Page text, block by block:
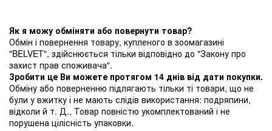
Як я можу обміняти або повернути товар?
Обмін і повернення товару, купленого в зоомагазині
"BELVET", здійснюється тільки відповідно до "Закону про
захист прав споживача".
Зробити це Ви можете протягом 14 днів від дати покупки.
Обміну або поверненню підлягають тільки ті товари, що не
були у вжитку і не мають слідів використання: подряпини,
відколи й т. Д., Товар повністю укомплектований і не
порушена цілісність упаковки.